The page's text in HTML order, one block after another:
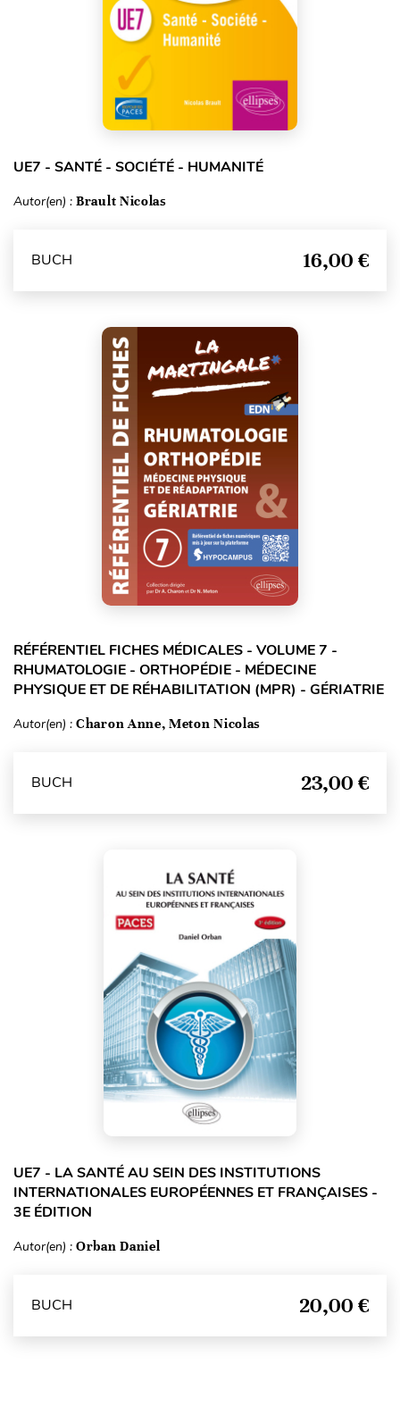
UE7 - SANTÉ - SOCIÉTÉ - HUMANITÉ
Autor(en) : Brault Nicolas
BUCH 16,00 €
RÉFÉRENTIEL FICHES MÉDICALES - VOLUME 7 -
RHUMATOLOGIE - ORTHOPÉDIE - MÉDECINE
PHYSIQUE ET DE RÉHABILITATION (MPR) - GÉRIATRIE
Autor(en) : Charon Anne, Meton Nicolas
BUCH 23,00 €
UE7 - LA SANTÉ AU SEIN DES INSTITUTIONS
INTERNATIONALES EUROPÉENNES ET FRANÇAISES -
3E ÉDITION
Autor(en) : Orban Daniel
BUCH 20,00 €